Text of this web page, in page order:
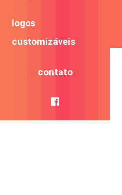
logos
customizáveis
contato